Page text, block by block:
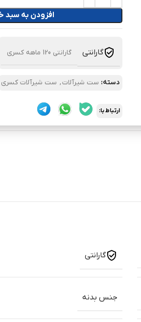
افزودن به سبد
گارانتی گارانتی 120 ماهه کسری
دسته: ست شیرآلات, ست شیرآلات کسری
ارتباط با:
گارانتی
جنس بدنه